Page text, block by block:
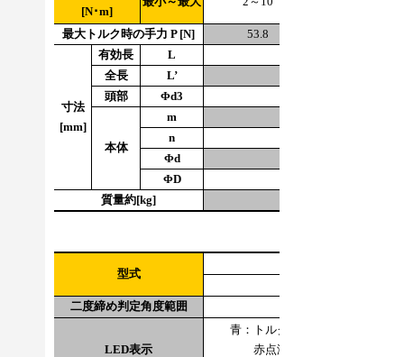
[N･m]
最大トルク時の手力 P [N] 53.8
寸法
[mm]
有効長 L
全長
L’
頭部
Φd3
本体
m
n
Φd
ΦD
質量約[kg]
型式
二度締め判定角度範囲
LED表示
青：トルク値合否判定OK
赤点滅：送信NG